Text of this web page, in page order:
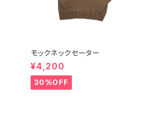
モックネックセーター
¥4,200
30%OFF